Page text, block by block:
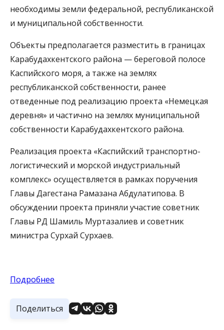
необходимы земли федеральной, республиканской
и муниципальной собственности.
Объекты предполагается разместить в границах
Карабудахкентского района — береговой полосе
Каспийского моря, а также на землях
республиканской собственности, ранее
отведенные под реализацию проекта «Немецкая
деревня» и частично на землях муниципальной
собственности Карабудахкентского района.
Реализация проекта «Каспийский транспортно-
логистический и морской индустриальный
комплекс» осуществляется в рамках поручения
Главы Дагестана Рамазана Абдулатипова. В
обсуждении проекта приняли участие советник
Главы РД Шамиль Муртазалиев и советник
министра Сурхай Сурхаев.
Подробнее
Поделиться